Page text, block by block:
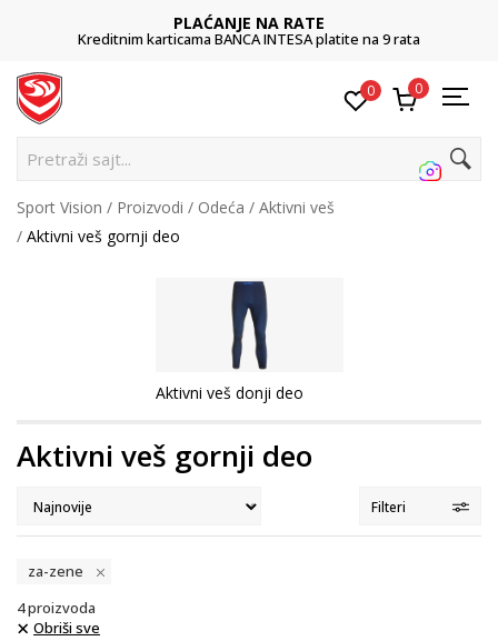
PLAĆANJE NA RATE
Kreditnim karticama BANCA INTESA platite na 9 rata
0 0
Pretraži sajt...
Sport Vision Proizvodi Odeća
Aktivni veš
Aktivni veš gornji deo
Aktivni veš donji deo
Aktivni veš gornji deo
Filteri
za-zene
4proizvoda
Obriši sve